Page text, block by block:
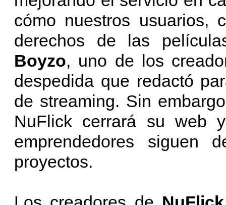
cómo nuestros usuarios,
derechos de las
Boyzo, uno de los
despedida que redactó
de streaming. Sin
NuFlick cerrará su web
emprendedores siguen
proyectos.